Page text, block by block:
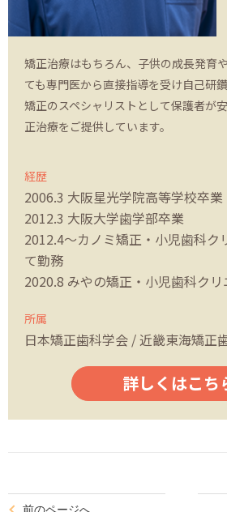
矯正治療はもちろん、子供の成長発育
ても専門医から直接指導を受け自己研
矯正のスペシャリストとして保護者が
正治療をご提供しています。
経歴
2006.3 大阪星光学院高等学校卒業
2012.3 大阪大学歯学部卒業
2012.4〜カノミ矯正・小児歯科ク
て勤務
2020.8 みやの矯正・小児歯科ク
所属
日本矯正歯科学会 / 近畿東海矯正
詳しくはこち